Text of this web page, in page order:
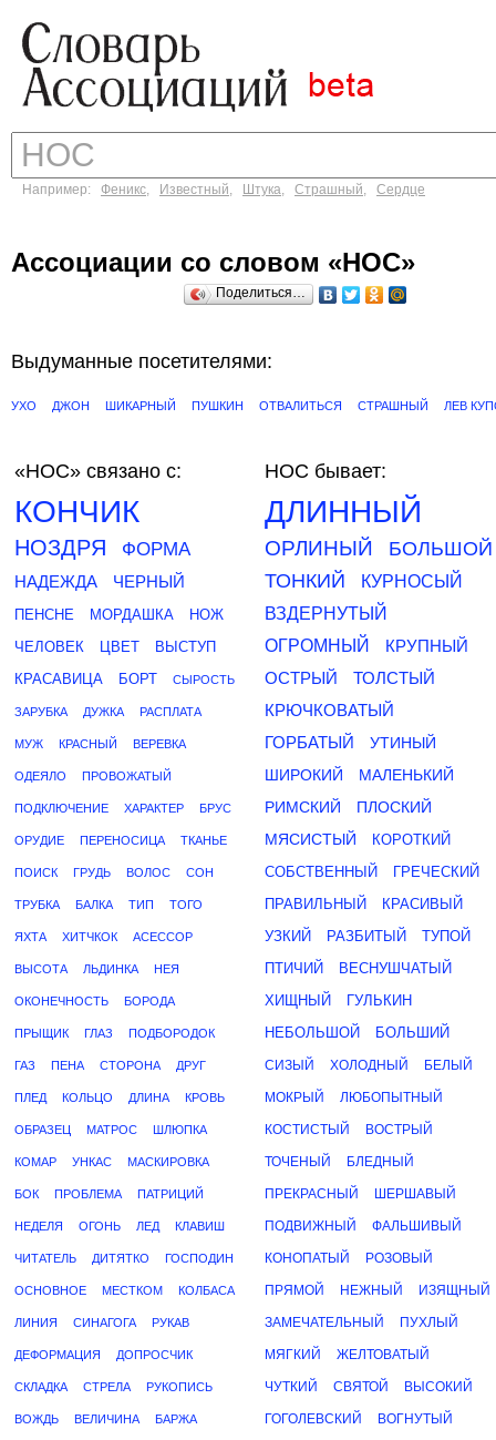
Например: Феникс, Известный, Штука, Страшный, Сердце
Ассоциации со словом «НОС»
Поделиться…
Выдуманные посетителями:
УХО ДЖОН ШИКАРНЫЙ ПУШКИН ОТВАЛИТЬСЯ СТРАШНЫЙ ЛЕВ
«НОС» связано с:
КОНЧИК
НОЗДРЯ ФОРМА
НАДЕЖДА ЧЕРНЫЙ
ПЕНСНЕ МОРДАШКА
НОЖ
ЧЕЛОВЕК
ЦВЕТ
ВЫСТУП
КРАСАВИЦА
БОРТ СЫРОСТЬ
ЗАРУБКА ДУЖКА РАСПЛАТА
МУЖ КРАСНЫЙ ВЕРЕВКА
ОДЕЯЛО ПРОВОЖАТЫЙ
ПОДКЛЮЧЕНИЕ ХАРАКТЕР БРУС
ОРУДИЕ ПЕРЕНОСИЦА ТКАНЬЕ
ПОИСК ГРУДЬ ВОЛОС СОН
ТРУБКА БАЛКА ТИП ТОГО
ЯХТА ХИТЧКОК АСЕССОР
ВЫСОТА ЛЬДИНКА НЕЯ
ОКОНЕЧНОСТЬ БОРОДА
ПРЫЩИК ГЛАЗ ПОДБОРОДОК
ГАЗ ПЕНА СТОРОНА ДРУГ
ПЛЕД КОЛЬЦО ДЛИНА КРОВЬ
ОБРАЗЕЦ МАТРОС ШЛЮПКА
КОМАР УНКАС МАСКИРОВКА
БОК ПРОБЛЕМА ПАТРИЦИЙ
НЕДЕЛЯ ОГОНЬ ЛЕД КЛАВИШ
ЧИТАТЕЛЬ ДИТЯТКО ГОСПОДИН
ОСНОВНОЕ МЕСТКОМ КОЛБАСА
ЛИНИЯ СИНАГОГА РУКАВ
ДЕФОРМАЦИЯ ДОПРОСЧИК
СКЛАДКА СТРЕЛА РУКОПИСЬ
ВОЖДЬ ВЕЛИЧИНА БАРЖА
НОС бывает:
ДЛИННЫЙ
ОРЛИНЫЙ
БОЛЬШОЙ
ТОНКИЙ
КУРНОСЫЙ
ВЗДЕРНУТЫЙ
ОГРОМНЫЙ
КРУПНЫЙ
ОСТРЫЙ
ТОЛСТЫЙ
КРЮЧКОВАТЫЙ
ГОРБАТЫЙ
УТИНЫЙ
ШИРОКИЙ
МАЛЕНЬКИЙ
РИМСКИЙ
ПЛОСКИЙ
МЯСИСТЫЙ
КОРОТКИЙ
СОБСТВЕННЫЙ
ГРЕЧЕСКИЙ
ПРАВИЛЬНЫЙ
КРАСИВЫЙ
УЗКИЙ
РАЗБИТЫЙ
ТУПОЙ
ПТИЧИЙ
ВЕСНУШЧАТЫЙ
ХИЩНЫЙ
ГУЛЬКИН
НЕБОЛЬШОЙ
БОЛЬШИЙ
СИЗЫЙ ХОЛОДНЫЙ БЕЛЫЙ
МОКРЫЙ ЛЮБОПЫТНЫЙ
КОСТИСТЫЙ ВОСТРЫЙ
ТОЧЕНЫЙ БЛЕДНЫЙ
ПРЕКРАСНЫЙ ШЕРШАВЫЙ
ПОДВИЖНЫЙ ФАЛЬШИВЫЙ
КОНОПАТЫЙ РОЗОВЫЙ
ПРЯМОЙ НЕЖНЫЙ ИЗЯЩНЫЙ
ЗАМЕЧАТЕЛЬНЫЙ ПУХЛЫЙ
МЯГКИЙ ЖЕЛТОВАТЫЙ
ЧУТКИЙ СВЯТОЙ ВЫСОКИЙ
ГОГОЛЕВСКИЙ ВОГНУТЫЙ